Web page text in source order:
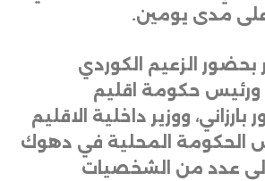
مدى يومين.
بحضور الزعيم الكوردي
ورئيس حكومة اقليم
ووزير داخلية الاقليم
الحكومة المحلية في دهوك
عدد من الشخصيات